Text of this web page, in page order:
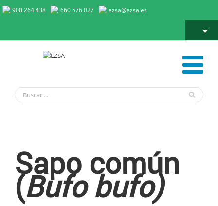
900 264 438 660 576 027 ezsa@ezsa.es
Sapo común
(Bufo bufo)